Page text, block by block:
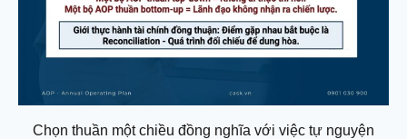
Chọn thuần một chiều đồng nghĩa với việc tự nguyện